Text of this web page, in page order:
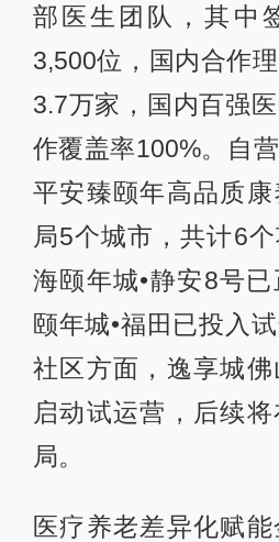
部医生团队，其中
3,500位，国内合作
3.7万家，国内百强
作覆盖率100%。自
平安臻颐年高品质
局5个城市，共计6
海颐年城•静安8号已
颐年城•福田已投入
社区方面，逸享城
启动试运营，后续
局。
医疗养老差异化赋